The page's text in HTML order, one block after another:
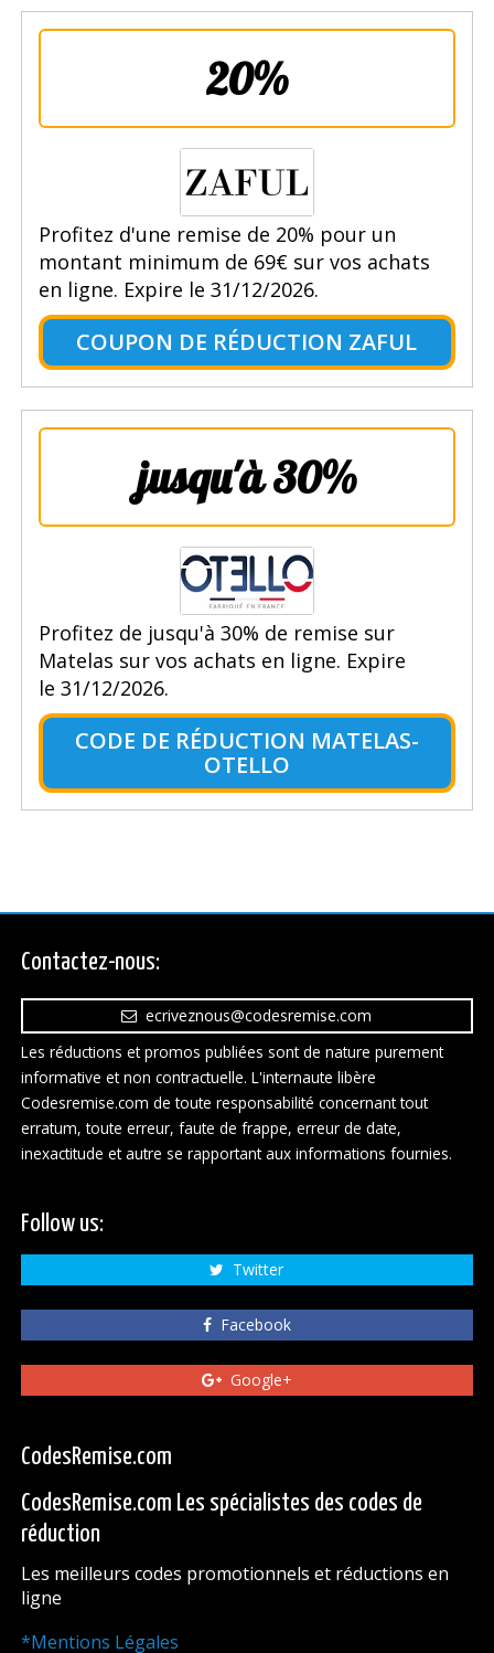
20%
Profitez d'une remise de 20% pour un
montant minimum de 69€ sur vos achats
en ligne. Expire le 31/12/2026.
COUPON DE RÉDUCTION ZAFUL
jusqu'à 30%
Profitez de jusqu'à 30% de remise sur
Matelas sur vos achats en ligne. Expire
le 31/12/2026.
CODE DE RÉDUCTION MATELAS-
OTELLO
Contactez-nous:
ecriveznous@codesremise.com
Les réductions et promos publiées sont de nature purement
informative et non contractuelle. L'internaute libère
Codesremise.com de toute responsabilité concernant tout
erratum, toute erreur, faute de frappe, erreur de date,
inexactitude et autre se rapportant aux informations fournies.
Follow us:
Twitter
Facebook
Google+
CodesRemise.com
CodesRemise.com Les spécialistes des codes de
réduction
Les meilleurs codes promotionnels et réductions en
ligne
*Mentions Légales